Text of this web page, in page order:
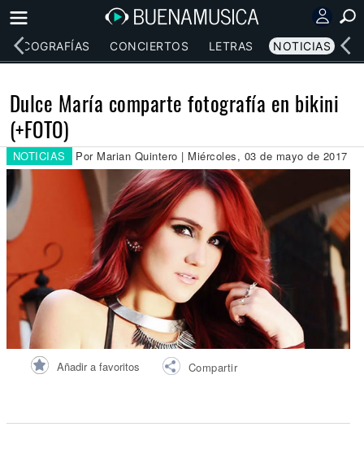
DISCOGRAFÍAS CONCIERTOS LETRAS NOTICIAS
Dulce María comparte fotografía en bikini
(+FOTO)
NOTICIAS Por Marian Quintero | Miércoles, 03 de mayo de 2017
Añadir a favoritos Compartir